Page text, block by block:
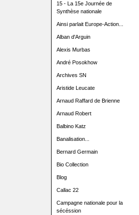
15 - La 15e Journée de
Synthèse nationale
Ainsi parlait Europe-Action...
Alban d'Arguin
Alexis Murbas
André Posokhow
Archives SN
Aristide Leucate
Arnaud Raffard de Brienne
Arnaud Robert
Balbino Katz
Banalisation...
Bernard Germain
Bio Collection
Blog
Callac 22
Campagne nationale pour la
sécéssion